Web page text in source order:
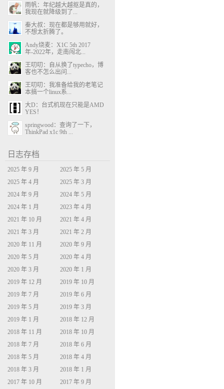
雨帆：年纪越大越抠是真的，
我现在就降级到了...
秦大叔：现在都是够用就好，
不想太折腾了。
Andy烧麦：X1C 5th 2017
年-2022年，走南闯北...
王叨叨：自从换了typecho，博
客也不怎么出问...
王叨叨：我准备给我的老笔记
本搞一个linux系...
大D：台式机现在只能是AMD
YES！
springwood：查询了一下，
ThinkPad x1c 9th ...
日志存档
2025 年 9 月
2025 年 5 月
2025 年 4 月
2025 年 3 月
2024 年 9 月
2024 年 5 月
2024 年 1 月
2023 年 4 月
2021 年 10 月
2021 年 4 月
2021 年 3 月
2021 年 2 月
2020 年 11 月
2020 年 9 月
2020 年 5 月
2020 年 4 月
2020 年 3 月
2020 年 1 月
2019 年 12 月
2019 年 10 月
2019 年 7 月
2019 年 6 月
2019 年 5 月
2019 年 3 月
2019 年 1 月
2018 年 12 月
2018 年 11 月
2018 年 10 月
2018 年 7 月
2018 年 6 月
2018 年 5 月
2018 年 4 月
2018 年 3 月
2018 年 1 月
2017 年 10 月
2017 年 9 月